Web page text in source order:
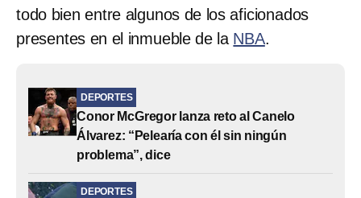
todo bien entre algunos de los aficionados
presentes en el inmueble de la NBA.
DEPORTES
Conor McGregor lanza reto al Canelo
Álvarez: “Pelearía con él sin ningún
problema”, dice
DEPORTES